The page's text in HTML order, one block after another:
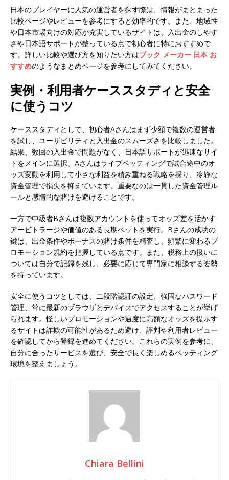
日本のプレイヤーに人気の運営者を探す際は、情報がまとまった
比較ページやレビューを参考にすると効率的です。また、地域性
や日本市場向けの対応が充実しているサイトは、入出金のしやす
さや日本語サポートが整っている点で初心者に特におすすめで
す。詳しい比較や選び方を知りたい方はブック メーカー 日本 お
すすめのようなまとめページを参考にしてみてください。
実例・利用者ケーススタディと安全
に使うコツ
ケーススタディとして、初心者Aさんはまず少額で複数の運営者
を試し、ユーザビリティと入出金のスムーズさを比較しました。
結果、数回の入出金で問題がなく、日本語サポートが迅速なサイ
トをメインに選択。Aさんはライブベッティングで試合途中のオ
ッズ変動を利用して小さな利益を積み重ねる戦略を採り、冷静な
資金管理で損失を抑えています。重要なのは一貫した資金管理ル
ールと感情的な賭けを避けることです。
一方で中級者Bさんは複数アカウントを使ってオッズ差を活かす
アービトラージや価値のある長期ベットを実行。Bさんの成功の
鍵は、出金条件やボーナスの賭け条件を精査し、頻繁に変わるプ
ロモーション規約を把握している点です。また、税務上の扱いに
ついては自分で記録を残し、必要に応じて専門家に相談する姿勢
を持っています。
安全に使うコツとしては、二段階認証の設定、強固なパスワード
管理、常に最新のブラウザとデバイスでアクセスすることが挙げ
られます。怪しいプロモーションや過度に高額なオッズを提示す
るサイトは詐欺の可能性があるため避け、評判や利用者レビュー
を確認してから登録を進めてください。これらの実例を参考に、
自分に合ったサービスを選び、安全で長く楽しめるベッティング
環境を整えましょう。
Chiara Bellini